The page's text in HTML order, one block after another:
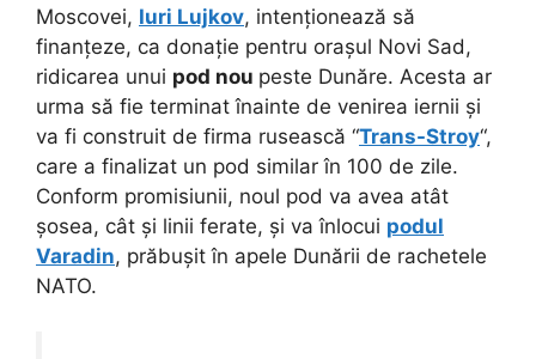
Moscovei, Iuri Lujkov, intenționează să
finanțeze, ca donație pentru orașul Novi Sad,
ridicarea unui pod nou peste Dunăre. Acesta ar
urma să fie terminat înainte de venirea iernii și
va fi construit de firma rusească “Trans-Stroy“,
care a finalizat un pod similar în 100 de zile.
Conform promisiunii, noul pod va avea atât
șosea, cât și linii ferate, și va înlocui podul
Varadin, prăbușit în apele Dunării de rachetele
NATO.